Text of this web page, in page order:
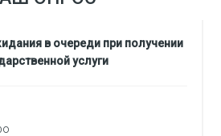
в очереди при получении
услуги